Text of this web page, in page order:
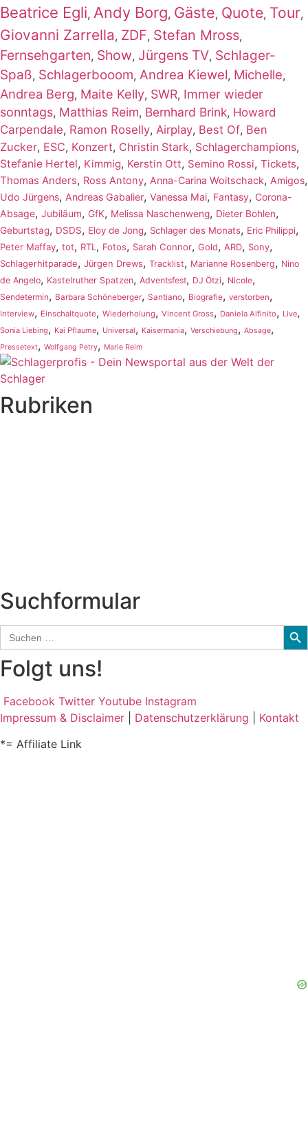
Beatrice Egli, Andy Borg, Gäste, Quote, Tour,
Giovanni Zarrella, ZDF, Stefan Mross,
Fernsehgarten, Show, Jürgens TV, Schlager-
Spaß, Schlagerbooom, Andrea Kiewel, Michelle,
Andrea Berg, Maite Kelly, SWR, Immer wieder
sonntags, Matthias Reim, Bernhard Brink, Howard
Carpendale, Ramon Roselly, Airplay, Best Of, Ben
Zucker, ESC, Konzert, Christin Stark, Schlagerchampions,
Stefanie Hertel, Kimmig, Kerstin Ott, Semino Rossi, Tickets,
Thomas Anders, Ross Antony, Anna-Carina Woitschack, Amigos,
Udo Jürgens, Andreas Gabalier, Vanessa Mai, Fantasy, Corona-
Absage, Jubiläum, GfK, Melissa Naschenweng, Dieter Bohlen,
Geburtstag, DSDS, Eloy de Jong, Schlager des Monats, Eric Philippi,
Peter Maffay, tot, RTL , Fotos, Sarah Connor, Gold, ARD, Sony,
Schlagerhitparade, Jürgen Drews, Tracklist, Marianne Rosenberg, Nino
de Angelo, Kastelruther Spatzen, Adventsfest, DJ Ötzi, Nicole,
Sendetermin, Barbara Schöneberger, Santiano, Biografie, verstorben,
Interview, Einschaltquote, Wiederholung, Vincent Gross, Daniela Alfinito, Live,
Sonia Liebing, Kai Pflaume, Universal, Kaisermania, Verschiebung, Absage,
Pressetext, Wolfgang Petry, Marie Reim
Rubriken
Suchformular
Search
for:
Folgt uns!
Facebook Twitter Youtube Instagram
Impressum & Disclaimer
Datenschutzerklärung
Kontakt
*= Affiliate Link